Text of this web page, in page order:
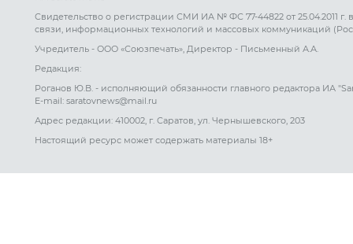
Свидетельство о регистрации СМИ ИА № ФС 77-44822 от 25.04.2011
связи, информационных технологий и массовых коммуникаций
Учредитель - ООО «Союзпечать», Директор - Письменный А.А.
Редакция:
Роганов Ю.В. - исполняющий обязанности главного редактора ИА
E-mail: saratovnews@mail.ru
Адрес редакции: 410002, г. Саратов, ул. Чернышевского, 203
Настоящий ресурс может содержать материалы 18+